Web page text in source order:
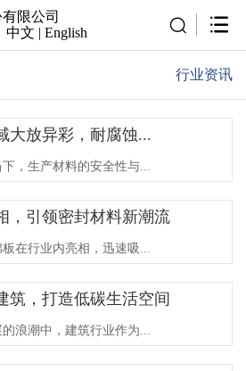
限公司
中文 | English
行业资讯
大放异彩，耐腐蚀...
，生产材料的安全性与...
，引领密封材料新潮流
在行业内亮相，迅速吸...
筑，打造低碳生活空间
浪潮中，建筑行业作为...